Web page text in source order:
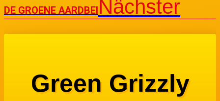
DE GROENE AARDBEINächster
Green Grizzly